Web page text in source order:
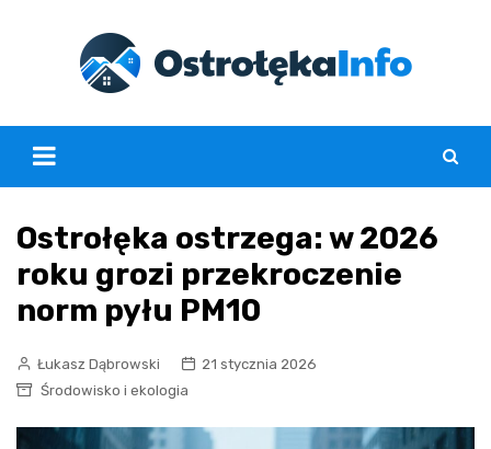
Ostrołęka ostrzega: w 2026
roku grozi przekroczenie
norm pyłu PM10
Łukasz Dąbrowski
21 stycznia 2026
Środowisko i ekologia